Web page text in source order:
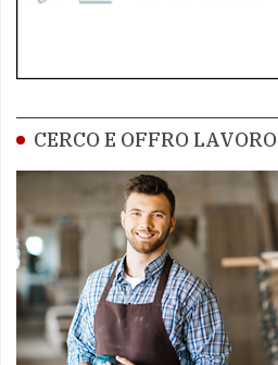
CERCO E OFFRO LAVORO